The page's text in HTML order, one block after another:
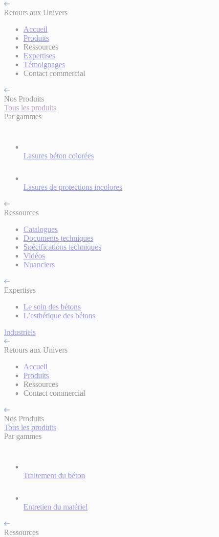
Retours aux Univers
Accueil
Produits
Ressources
Expertises
Témoignages
Contact commercial
Nos Produits
Tous les produits
Par gammes
Lasures béton colorées
Lasures de protections incolores
Ressources
Catalogues
Documents techniques
Spécifications techniques
Vidéos
Nuanciers
Expertises
Le soin des bétons
L’esthétique des bétons
Industriels
Retours aux Univers
Accueil
Produits
Ressources
Contact commercial
Nos Produits
Tous les produits
Par gammes
Traitement du béton
Entretien du matériel
Ressources